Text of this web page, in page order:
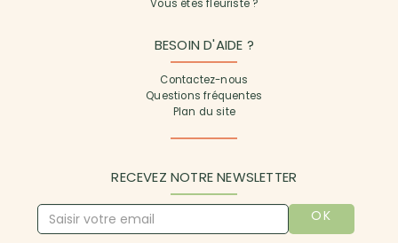
Vous êtes fleuriste ?
BESOIN D'AIDE ?
Contactez-nous
Questions fréquentes
Plan du site
RECEVEZ NOTRE NEWSLETTER
OK